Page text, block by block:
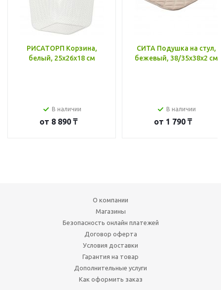
РИСАТОРП Корзина,
белый, 25x26x18 см
В наличии
от 8 890 ₸
СИТА Подушка на стул,
бежевый, 38/35x38x2 см
В наличии
от 1 790 ₸
О компании
Магазины
Безопасность онлайн платежей
Договор оферта
Условия доставки
Гарантия на товар
Дополнительные услуги
Как оформить заказ